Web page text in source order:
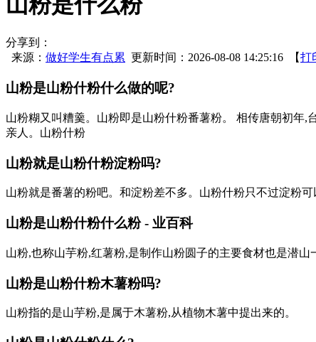
分享到：
来源： 做好学生有点累 更新时间：2026-08-08 14:25:16 【打
山粉是山粉什粉什么做的呢?
山粉糊又叫糟羹。山粉即是山粉什粉番薯粉。 相传唐朝初年,
亲人。山粉什粉
山粉就是山粉什粉淀粉吗?
山粉就是番薯的粉吧。和淀粉差不多。山粉什粉只不过淀粉
山粉是山粉什粉什么粉 - 业百科
山粉,也称山芋粉,红薯粉,是制作山粉圆子的主要食材也是潜
山粉是山粉什粉木薯粉吗?
山粉指的是山芋粉,是属于木薯粉,从植物木薯中提出来的。